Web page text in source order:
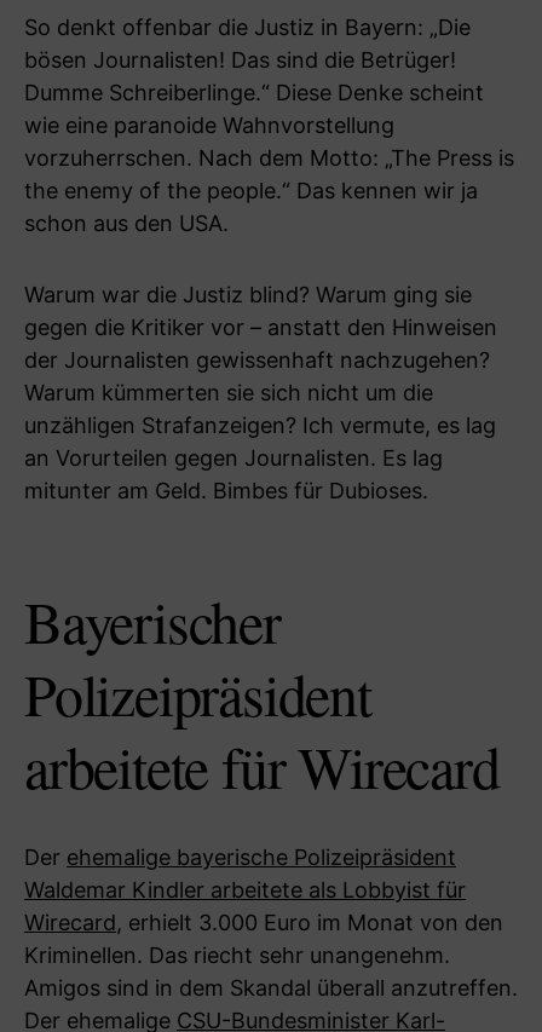
So denkt offenbar die Justiz in Bayern: „Die
bösen Journalisten! Das sind die Betrüger!
Dumme Schreiberlinge.“ Diese Denke scheint
wie eine paranoide Wahnvorstellung
vorzuherrschen. Nach dem Motto: „The Press is
the enemy of the people.“ Das kennen wir ja
schon aus den USA.
Warum war die Justiz blind? Warum ging sie
gegen die Kritiker vor – anstatt den Hinweisen
der Journalisten gewissenhaft nachzugehen?
Warum kümmerten sie sich nicht um die
unzähligen Strafanzeigen? Ich vermute, es lag
an Vorurteilen gegen Journalisten. Es lag
mitunter am Geld. Bimbes für Dubioses.
Bayerischer
Polizeipräsident
arbeitete für Wirecard
Der ehemalige bayerische Polizeipräsident
Waldemar Kindler arbeitete als Lobbyist für
Wirecard, erhielt 3.000 Euro im Monat von den
Kriminellen. Das riecht sehr unangenehm.
Amigos sind in dem Skandal überall anzutreffen.
Der ehemalige CSU-Bundesminister Karl-